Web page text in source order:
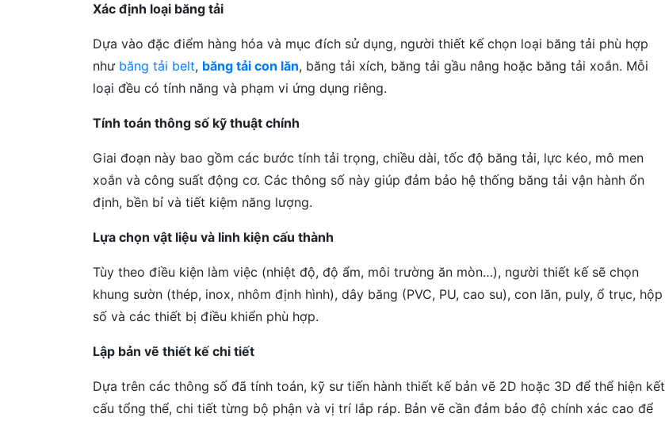
Xác định loại băng tải
Dựa vào đặc điểm hàng hóa và mục đích sử dụng, người thiết kế chọn loại băng tải phù hợp
như băng tải belt, băng tải con lăn, băng tải xích, băng tải gầu nâng hoặc băng tải xoắn. Mỗi
loại đều có tính năng và phạm vi ứng dụng riêng.
Tính toán thông số kỹ thuật chính
Giai đoạn này bao gồm các bước tính tải trọng, chiều dài, tốc độ băng tải, lực kéo, mô men
xoắn và công suất động cơ. Các thông số này giúp đảm bảo hệ thống băng tải vận hành ổn
định, bền bỉ và tiết kiệm năng lượng.
Lựa chọn vật liệu và linh kiện cấu thành
Tùy theo điều kiện làm việc (nhiệt độ, độ ẩm, môi trường ăn mòn…), người thiết kế sẽ chọn
khung sườn (thép, inox, nhôm định hình), dây băng (PVC, PU, cao su), con lăn, puly, ổ trục, hộp
số và các thiết bị điều khiển phù hợp.
Lập bản vẽ thiết kế chi tiết
Dựa trên các thông số đã tính toán, kỹ sư tiến hành thiết kế bản vẽ 2D hoặc 3D để thể hiện kết
cấu tổng thể, chi tiết từng bộ phận và vị trí lắp ráp. Bản vẽ cần đảm bảo độ chính xác cao để